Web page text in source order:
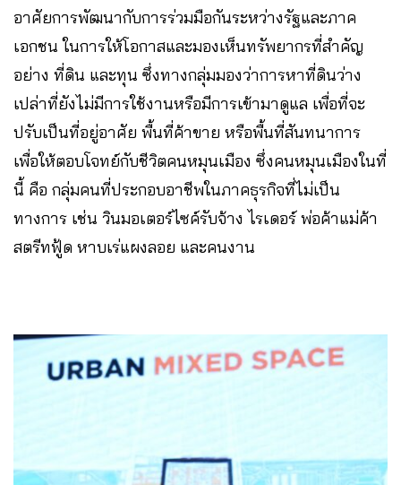
อาศัยการพัฒนากับการร่วมมือกันระหว่างรัฐและภาค
เอกชน ในการให้โอกาสและมองเห็นทรัพยากรที่สำคัญ
อย่าง ที่ดิน และทุน ซึ่งทางกลุ่มมองว่าการหาที่ดินว่าง
เปล่าที่ยังไม่มีการใช้งานหรือมีการเข้ามาดูแล เพื่อที่จะ
ปรับเป็นที่อยู่อาศัย พื้นที่ค้าขาย หรือพื้นที่สันทนาการ
เพื่อให้ตอบโจทย์กับชีวิตคนหมุนเมือง ซึ่งคนหมุนเมืองในที่
นี้ คือ กลุ่มคนที่ประกอบอาชีพในภาคธุรกิจที่ไม่เป็น
ทางการ เช่น วินมอเตอร์ไซค์รับจ้าง ไรเดอร์ พ่อค้าแม่ค้า
สตรีทฟู้ด หาบเร่แผงลอย และคนงาน